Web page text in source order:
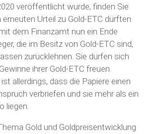
veröffentlicht wurde, finden Sie
Urteil zu Gold-ETC dürften
dem Finanzamt nun ein Ende
die im Besitz von Gold-ETC sind,
zurücklehnen. Sie dürfen sich
ihrer Gold-ETC freuen.
allerdings, dass die Papiere einen
verbriefen und sie mehr als ein
liegen.
Gold und Goldpreisentwicklung